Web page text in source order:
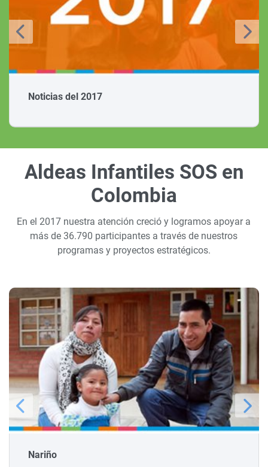
Noticias del 2017
Aldeas Infantiles SOS en
Colombia
En el 2017 nuestra atención creció y logramos apoyar a
más de 36.790 participantes a través de nuestros
programas y proyectos estratégicos.
Nariño